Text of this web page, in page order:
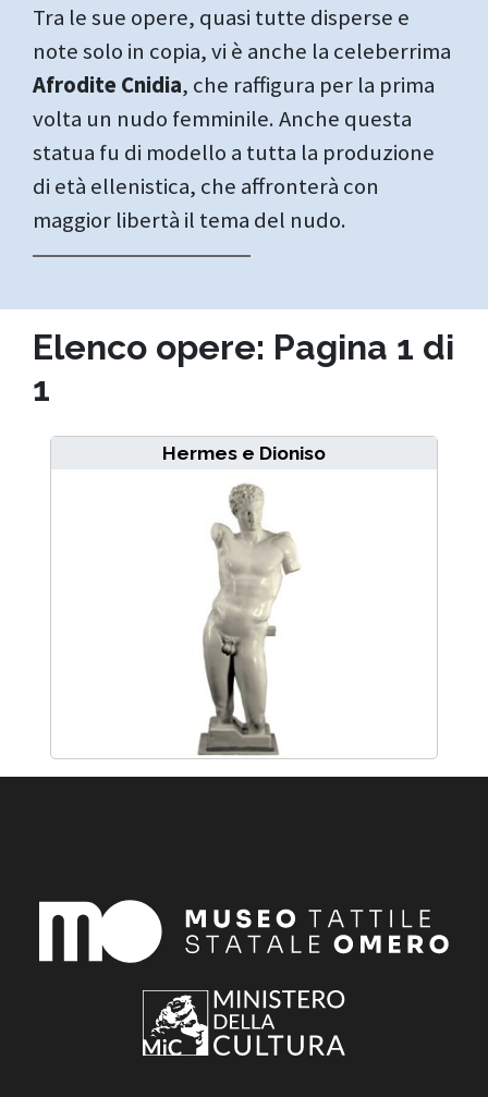
Tra le sue opere, quasi tutte disperse e
note solo in copia, vi è anche la celeberrima
Afrodite Cnidia, che raffigura per la prima
volta un nudo femminile. Anche questa
statua fu di modello a tutta la produzione
di età ellenistica, che affronterà con
maggior libertà il tema del nudo.
Elenco opere: Pagina 1 di
1
Hermes e Dioniso